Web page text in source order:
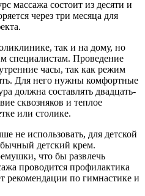
массажа состоит из десяти и
через три месяца для
так и на дому, но
специалистам. Проведение
часы, так как режим
Для него нужны комфортные
должна составлять двадцать-
сквозняков и теплое
или столике.
не использовать, для детской
детский крем.
что бы развлечь
проводится профилактика
рекомендации по гимнастике и